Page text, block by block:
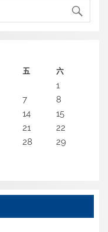
五 六
1
7
8
14
15
21
22
28
29